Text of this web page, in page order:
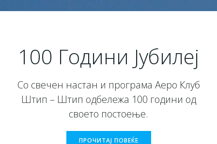
100 Години Јубилеј
Со свечен настан и програма Аеро Клуб
Штип – Штип одбележа 100 години од
своето постоење.
ПРОЧИТАЈ ПОВЕЌЕ